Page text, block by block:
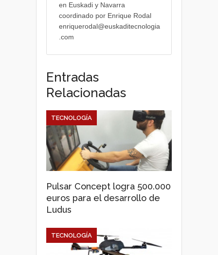
en Euskadi y Navarra
coordinado por Enrique Rodal
enriquerodal@euskaditecnologia
.com
Entradas
Relacionadas
Pulsar Concept logra 500.000
euros para el desarrollo de
Ludus
TECNOLOGÍA
TECNOLOGÍA